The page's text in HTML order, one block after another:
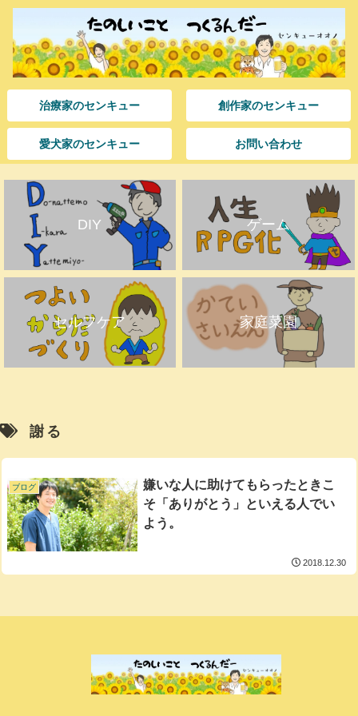
治療家のセンキュー 創作家のセンキュー
愛犬家のセンキュー お問い合わせ
DIY ゲーム
セルフケア 家庭菜園
謝る
ブログ
嫌いな人に助けてもらったときこ
そ「ありがとう」といえる人でい
よう。
2018.12.30